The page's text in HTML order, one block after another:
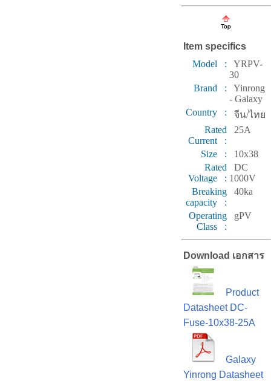
Item specifics
Model :
YRPV-
30
Brand :
Yinrong
- Galaxy
Country :
จีน/ไทย
Rated
Current :
25A
Size :
10x38
Rated
Voltage :
DC
1000V
Breaking
capacity :
40ka
Operating
Class :
gPV
Download เอกสาร
Product
Datasheet DC-
Fuse-10x38-25A
Galaxy
Yinrong Datasheet